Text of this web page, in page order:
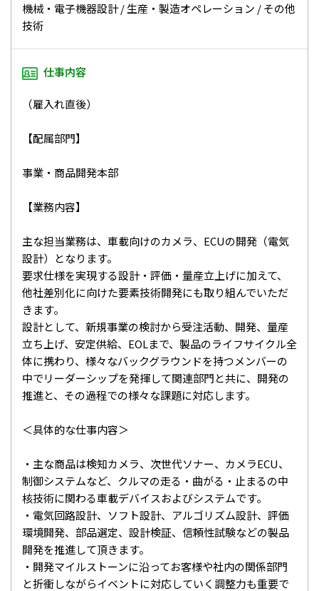
機械・電子機器設計 / 生産・製造オペレーション / その他
技術
仕事内容
（雇入れ直後）
【配属部門】
事業・商品開発本部
【業務内容】
主な担当業務は、車載向けのカメラ、ECUの開発（電気
設計）となります。
要求仕様を実現する設計・評価・量産立上げに加えて、
他社差別化に向けた要素技術開発にも取り組んでいただ
きます。
設計として、新規事業の検討から受注活動、開発、量産
立ち上げ、安定供給、EOLまで、製品のライフサイクル全
体に携わり、様々なバックグラウンドを持つメンバーの
中でリーダーシップを発揮して関連部門と共に、開発の
推進と、その過程での様々な課題に対応します。
＜具体的な仕事内容＞
・主な商品は検知カメラ、次世代ソナー、カメラECU、
制御システムなど、クルマの走る・曲がる・止まるの中
核技術に関わる車載デバイスおよびシステムです。
・電気回路設計、ソフト設計、アルゴリズム設計、評価
環境開発、部品選定、設計検証、信頼性試験などの製品
開発を推進して頂きます。
・開発マイルストーンに沿ってお客様や社内の関係部門
と折衝しながらイベントに対応していく調整力も重要で